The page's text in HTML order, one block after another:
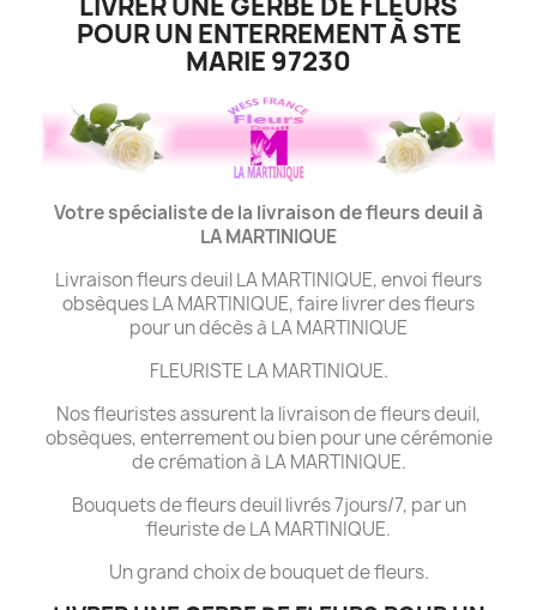
POUR UN ENTERREMENT À STE
MARIE 97230
Votre spécialiste de la livraison de fleurs deuil à
LA MARTINIQUE
Livraison fleurs deuil LA MARTINIQUE, envoi fleurs
obsèques LA MARTINIQUE, faire livrer des fleurs
pour un décès à LA MARTINIQUE
FLEURISTE LA MARTINIQUE.
Nos fleuristes assurent la livraison de fleurs deuil,
obsèques, enterrement ou bien pour une cérémonie
de crémation à LA MARTINIQUE.
Bouquets de fleurs deuil livrés 7jours/7, par un
fleuriste de LA MARTINIQUE.
Un grand choix de bouquet de fleurs.